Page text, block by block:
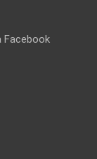
Facebook